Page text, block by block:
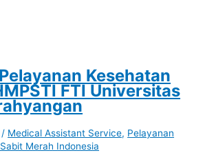
Kesehatan
FTI Universitas
/ Medical Assistant Service, Pelayanan
Merah Indonesia